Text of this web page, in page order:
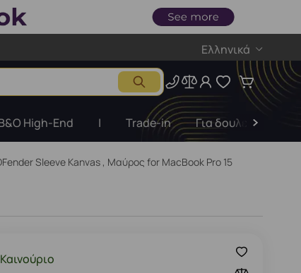
Ελληνικά
High-End | Trade-in Για δουλειές
Sleeve Kanvas , Μαύρος for MacBook Pro 15
Καινούριο